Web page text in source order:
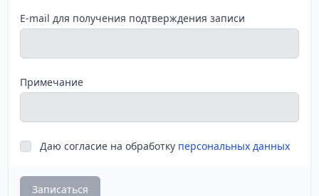
E-mail для получения подтверждения записи
Примечание
Даю согласие на обработку персональных данных
Записаться